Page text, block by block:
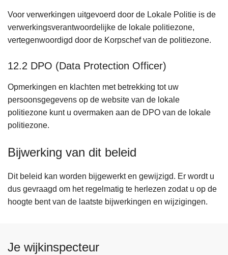
Voor verwerkingen uitgevoerd door de Lokale Politie is de
verwerkingsverantwoordelijke de lokale politiezone,
vertegenwoordigd door de Korpschef van de politiezone.
12.2 DPO (Data Protection Officer)
Opmerkingen en klachten met betrekking tot uw
persoonsgegevens op de website van de lokale
politiezone kunt u overmaken aan de DPO van de lokale
politiezone.
Bijwerking van dit beleid
Dit beleid kan worden bijgewerkt en gewijzigd. Er wordt u
dus gevraagd om het regelmatig te herlezen zodat u op de
hoogte bent van de laatste bijwerkingen en wijzigingen.
Je wijkinspecteur